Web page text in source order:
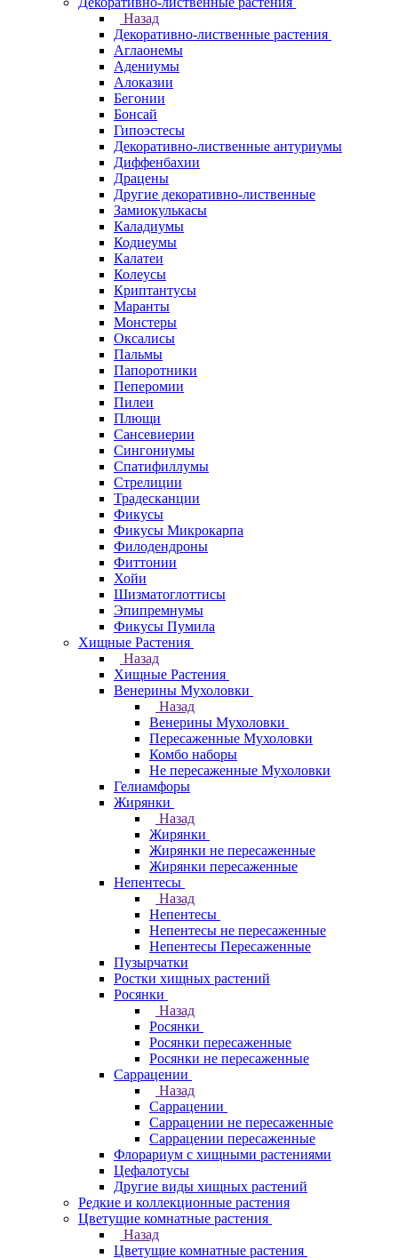
Назад
Декоративно-лиственные растения
Аглаонемы
Адениумы
Алоказии
Бегонии
Бонсай
Гипоэстесы
Декоративно-лиственные антуриумы
Диффенбахии
Драцены
Другие декоративно-лиственные
Замиокулькасы
Каладиумы
Кодиеумы
Калатеи
Колеусы
Криптантусы
Маранты
Монстеры
Оксалисы
Пальмы
Папоротники
Пеперомии
Пилеи
Плющи
Сансевиерии
Сингониумы
Спатифиллумы
Стрелиции
Традесканции
Фикусы
Фикусы Микрокарпа
Филодендроны
Фиттонии
Хойи
Шизматоглоттисы
Эпипремнумы
Фикусы Пумила
Хищные Растения
Назад
Хищные Растения
Венерины Мухоловки
Назад
Венерины Мухоловки
Пересаженные Мухоловки
Комбо наборы
Не пересаженные Мухоловки
Гелиамфоры
Жирянки
Назад
Жирянки
Жирянки не пересаженные
Жирянки пересаженные
Непентесы
Назад
Непентесы
Непентесы не пересаженные
Непентесы Пересаженные
Пузырчатки
Ростки хищных растений
Росянки
Назад
Росянки
Росянки пересаженные
Росянки не пересаженные
Саррацении
Назад
Саррацении
Саррацении не пересаженные
Саррацении пересаженные
Флорариум с хищными растениями
Цефалотусы
Другие виды хищных растений
Редкие и коллекционные растения
Цветущие комнатные растения
Назад
Цветущие комнатные растения